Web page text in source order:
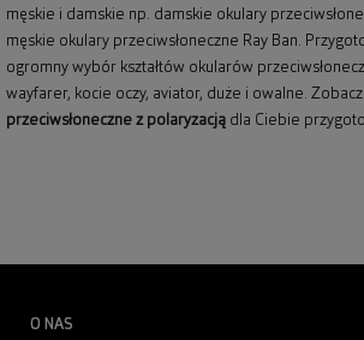
męskie i damskie np. damskie okulary
męskie okulary przeciwsłoneczne Ray Ban.
ogromny wybór kształtów okularów
wayfarer, kocie oczy, aviator, duże i owalne.
przeciwsłoneczne z polaryzacją dla Ciebie
O NAS